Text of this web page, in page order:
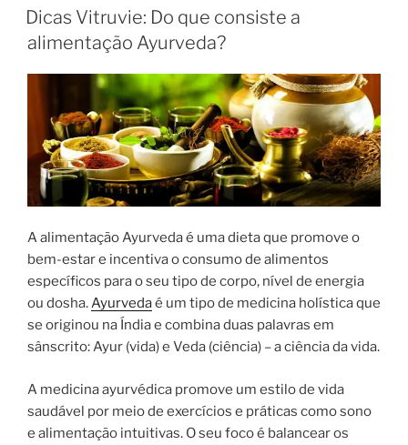
Dicas Vitruvie: Do que consiste a
alimentação Ayurveda?
A alimentação Ayurveda é uma dieta que promove o
bem-estar e incentiva o consumo de alimentos
específicos para o seu tipo de corpo, nível de energia
ou dosha.Ayurvedaé um tipo de medicina holística que
se originou na Índia e combina duas palavras em
sânscrito: Ayur (vida) e Veda (ciência) – a ciência da vida.
A medicina ayurvédica promove um estilo de vida
saudável por meio de exercícios e práticas como sono
e alimentação intuitivas. O seu foco é balancear os